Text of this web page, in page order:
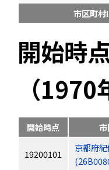
市区町村
開始時
（1970
開始時点
19200101
京都府